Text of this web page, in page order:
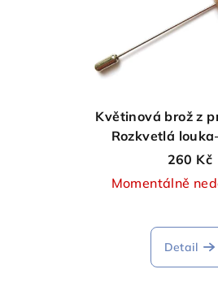
Květinová brož z
Rozkvetlá
maceška a
260 Kč
Momentálně
Detail